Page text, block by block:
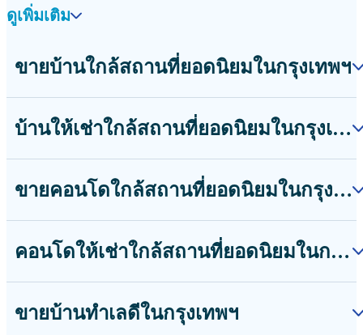
ดูเพิ่มเติม
ขายบ้านใกล้สถานที่ยอดนิยมในกรุงเทพฯ
บ้านให้เช่าใกล้สถานที่ยอดนิยมในกรุงเทพฯ
ขายคอนโดใกล้สถานที่ยอดนิยมในกรุงเทพฯ
คอนโดให้เช่าใกล้สถานที่ยอดนิยมในกรุงเทพฯ
ขายบ้านทำเลดีในกรุงเทพฯ